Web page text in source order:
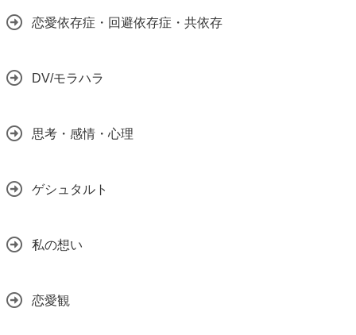
恋愛依存症・回避依存症・共依存
DV/モラハラ
思考・感情・心理
ゲシュタルト
私の想い
恋愛観